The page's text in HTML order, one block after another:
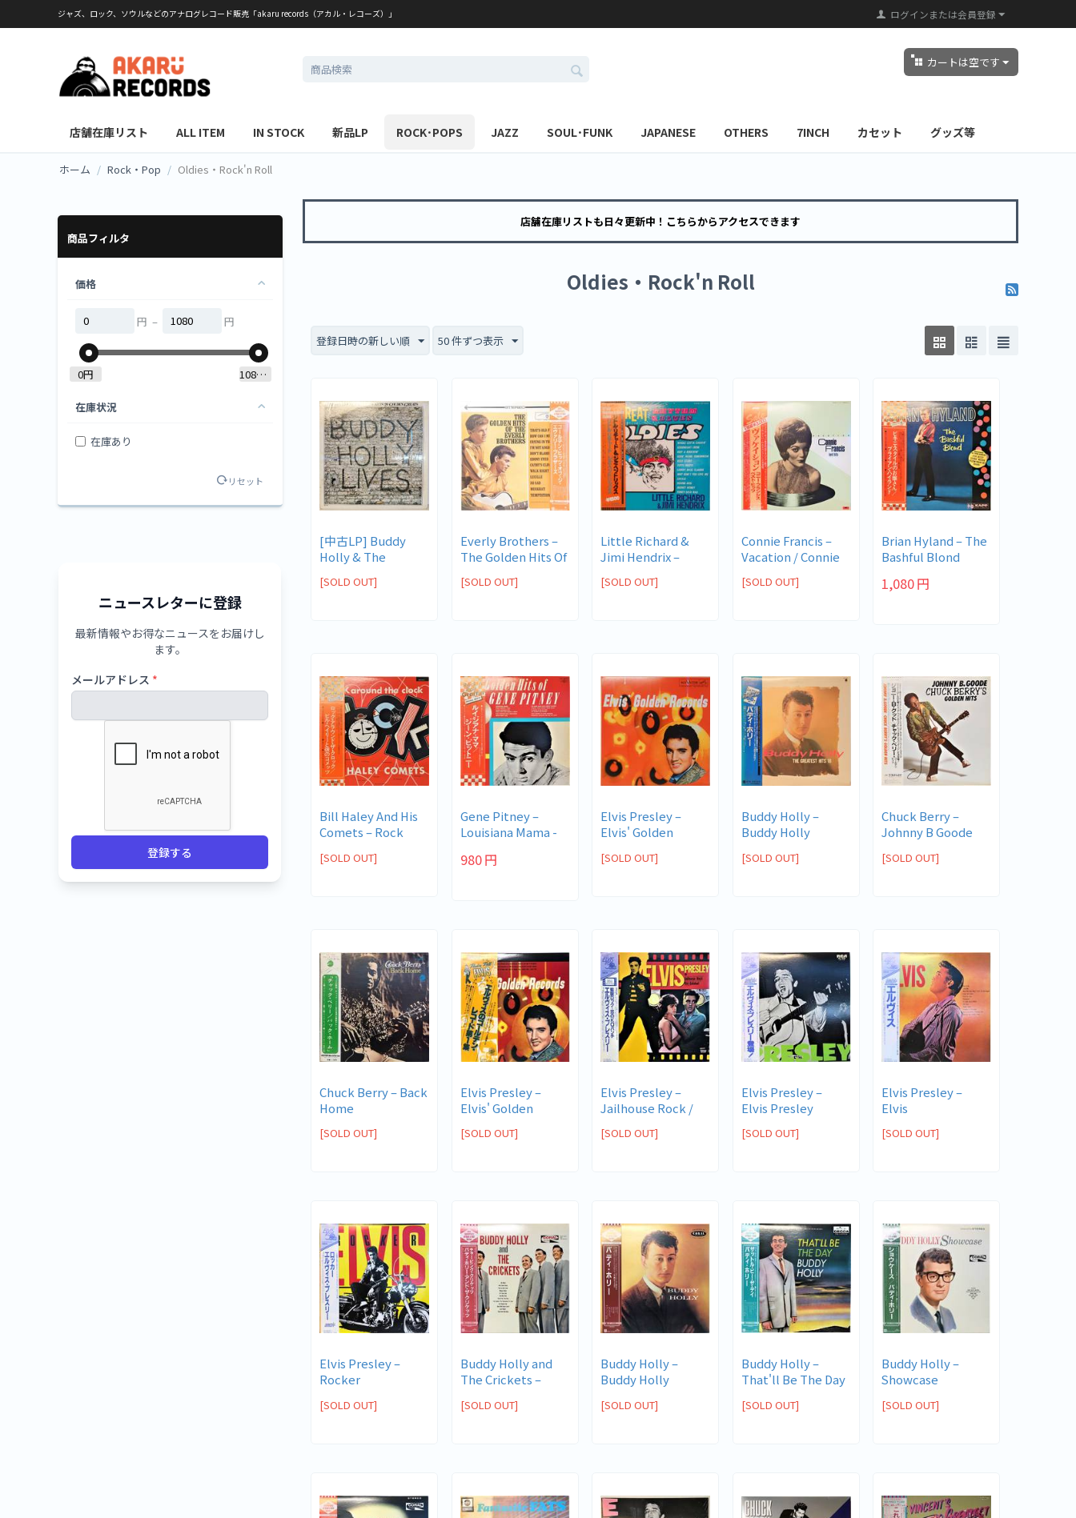
ジャズ、ロック、ソウルなどのアナログレコード販売「akaru records（アカル・レコーズ）」 ログインまたは会員登録
カートは空です
店舗在庫リスト ALL ITEM IN STOCK 新品LP ROCK･POPS JAZZ SOUL･FUNK JAPANESE OTHERS 7INCH カセット グッズ等
ホーム / Rock・Pop / Oldies・Rock'n Roll
商品フィルタ
価格
円 – 円
0円 1080円
在庫状況
在庫あり
リセット
ニュースレターに登録
最新情報やお得なニュースをお届けし
ます。
メールアドレス *
登録する
店舗在庫リストも日々更新中！こちらからアクセスできます
Oldies・Rock'n Roll
登録日時の新しい順 50 件ずつ表示
[中古LP] Buddy
Holly & The
[SOLD OUT]
Everly Brothers –
The Golden Hits Of
[SOLD OUT]
Little Richard &
Jimi Hendrix –
[SOLD OUT]
Connie Francis ‎–
Vacation / Connie
[SOLD OUT]
Brian Hyland ‎– The
Bashful Blond
1,080円
Bill Haley And His
Comets ‎– Rock
[SOLD OUT]
Gene Pitney ‎–
Louisiana Mama -
980円
Elvis Presley ‎–
Elvis' Golden
[SOLD OUT]
Buddy Holly ‎–
Buddy Holly
[SOLD OUT]
Chuck Berry ‎–
Johnny B Goode
[SOLD OUT]
Chuck Berry ‎– Back
Home
[SOLD OUT]
Elvis Presley ‎–
Elvis' Golden
[SOLD OUT]
Elvis Presley ‎–
Jailhouse Rock /
[SOLD OUT]
Elvis Presley ‎–
Elvis Presley
[SOLD OUT]
Elvis Presley ‎–
Elvis
[SOLD OUT]
Elvis Presley ‎–
Rocker
[SOLD OUT]
Buddy Holly and
The Crickets ‎–
[SOLD OUT]
Buddy Holly ‎–
Buddy Holly
[SOLD OUT]
Buddy Holly ‎–
That'll Be The Day
[SOLD OUT]
Buddy Holly ‎–
Showcase
[SOLD OUT]